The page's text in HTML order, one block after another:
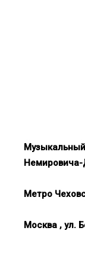
Метро
Москва , ул.